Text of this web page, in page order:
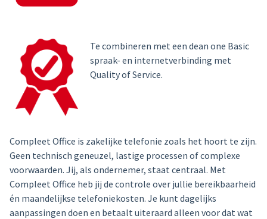
Te combineren met een dean one Basic
spraak- en internetverbinding met
Quality of Service.
Compleet Office is zakelijke telefonie zoals het hoort te zijn.
Geen technisch geneuzel, lastige processen of complexe
voorwaarden. Jij, als ondernemer, staat centraal. Met
Compleet Office heb jij de controle over jullie bereikbaarheid
én maandelijkse telefoniekosten. Je kunt dagelijks
aanpassingen doen en betaalt uiteraard alleen voor dat wat